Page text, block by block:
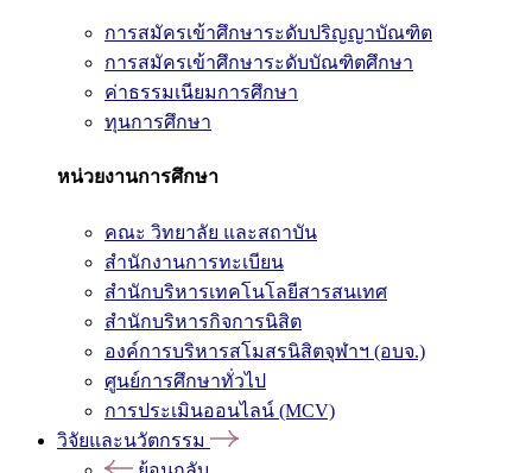
การสมัครเข้าศึกษาระดับปริญญาบัณฑิต
การสมัครเข้าศึกษาระดับบัณฑิตศึกษา
ค่าธรรมเนียมการศึกษา
ทุนการศึกษา
หน่วยงานการศึกษา
คณะ วิทยาลัย และสถาบัน
สำนักงานการทะเบียน
สำนักบริหารเทคโนโลยีสารสนเทศ
สำนักบริหารกิจการนิสิต
องค์การบริหารสโมสรนิสิตจุฬาฯ (อบจ.)
ศูนย์การศึกษาทั่วไป
การประเมินออนไลน์ (MCV)
วิจัยและนวัตกรรม